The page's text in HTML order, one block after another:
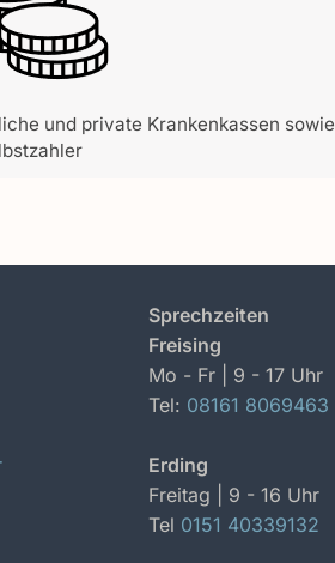
und private Krankenkassen sowie
Sprechzeiten
Freising
Mo - Fr | 9 - 17 Uhr
Tel: 08161 8069463
Erding
Freitag | 9 - 16 Uhr
Tel 0151 40339132